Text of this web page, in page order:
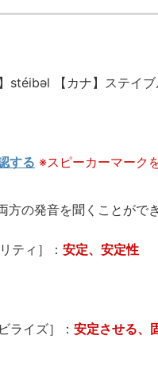
stéibəl 【カナ】ステイ
する ※スピーカーマーク
の発音を聞くことができ
ティ］： 安定、安定性
ライズ］： 安定させる、